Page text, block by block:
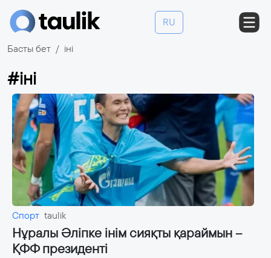
RU
Басты бет іні
#іні
Спорт taulik
Нұралы Әліпке інім сияқты қараймын –
ҚФФ президенті